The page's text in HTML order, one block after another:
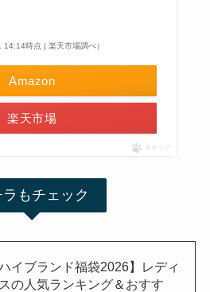
14:14時点 | 楽天市場調べ）
Amazon
楽天市場
ポチップ
ラもチェック
ハイブランド福袋2026】レディ
の人気ランキング＆おすす